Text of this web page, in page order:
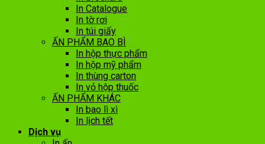
In Catalogue
In tờ rơi
In túi giấy
ẤN PHẨM BAO BÌ
In hộp thực phẩm
In hộp mỹ phẩm
In thùng carton
In vỏ hộp thuốc
ẤN PHẨM KHÁC
In bao lì xì
In lịch tết
Dịch vụ